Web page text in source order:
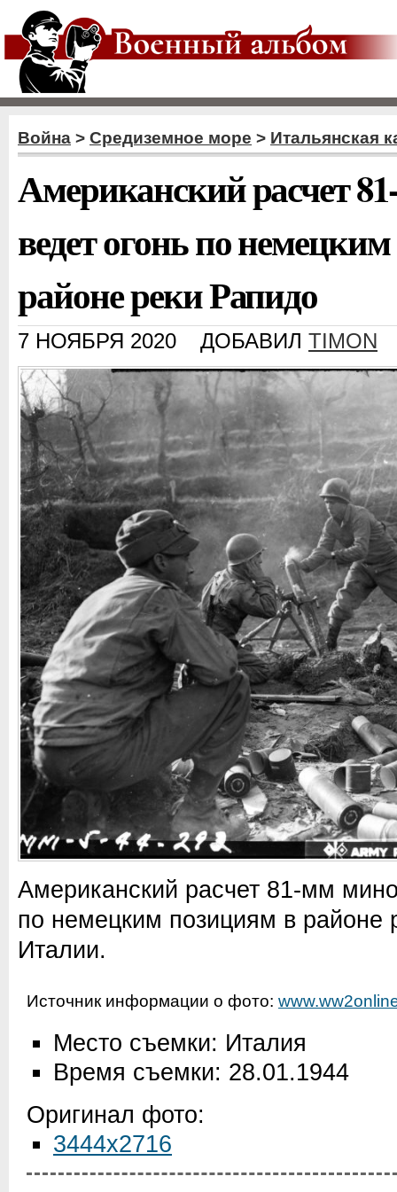
Война > Средиземное море > Итальянская
Американский расчет
ведет огонь по
районе реки Рапидо
7 НОЯБРЯ 2020 ДОБАВИЛ TIMON
Американский расчет 81-мм
по немецким позициям в районе
Италии.
Источник информации о фото:
Место съемки: Италия
Время съемки: 28.01.1944
Оригинал фото:
3444x2716